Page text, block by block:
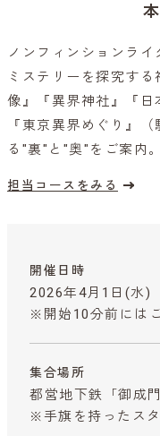
ノンフィンションラ
ミステリーを探究す
像』『異界神社』『日
『東京異界めぐり』
る"裏"と"奥"をご案内。
担当コースをみる
開催日時
2026年4月1日(水)
※開始10分前には
集合場所
都営地下鉄「御成
※手旗を持ったス